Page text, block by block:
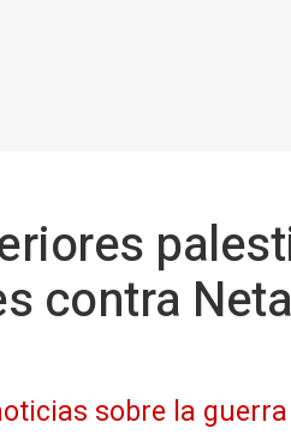
contra
sobre la